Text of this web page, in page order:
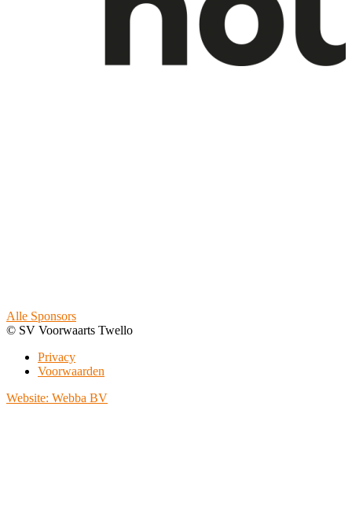
Alle Sponsors
© SV Voorwaarts Twello
Privacy
Voorwaarden
Website: Webba BV